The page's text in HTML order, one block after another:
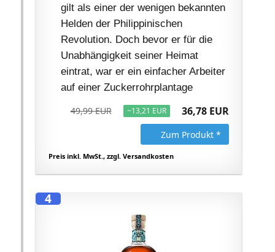
gilt als einer der wenigen bekannten
Helden der Philippinischen
Revolution. Doch bevor er für die
Unabhängigkeit seiner Heimat
eintrat, war er ein einfacher Arbeiter
auf einer Zuckerrohrplantage
49,99 EUR −13,21 EUR 36,78 EUR
Zum Produkt *
Preis inkl. MwSt., zzgl. Versandkosten
4